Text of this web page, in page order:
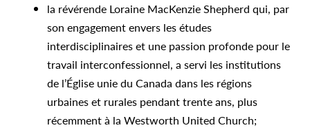
la révérende Loraine MacKenzie Shepherd qui, par
son engagement envers les études
interdisciplinaires et une passion profonde pour le
travail interconfessionnel, a servi les institutions
de l’Église unie du Canada dans les régions
urbaines et rurales pendant trente ans, plus
récemment à la Westworth United Church;